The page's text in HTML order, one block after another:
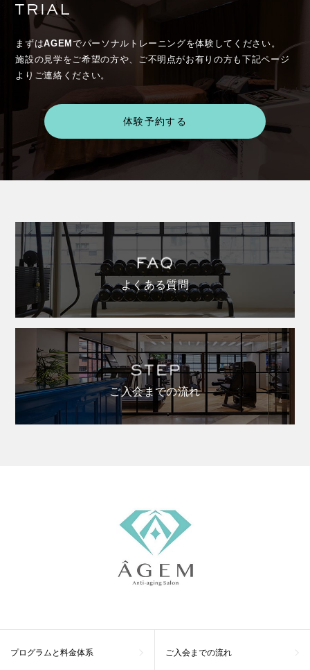
まずはAGEM でパーソナルトレーニングを体験してください。
施設の見学をご希望の方や、ご不明点がお有りの方も下記ページ
よりご連絡ください。
体験予約する
よくある質問
ご入会までの流れ
プログラムと料金体系 ご入会までの流れ